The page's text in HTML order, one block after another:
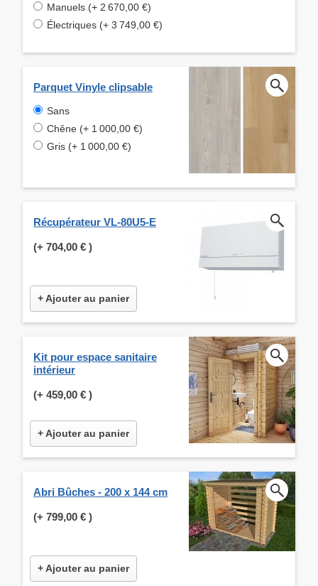
Manuels (+ 2 670,00 €)
Électriques (+ 3 749,00 €)
Parquet Vinyle clipsable
Sans
Chêne (+ 1 000,00 €)
Gris (+ 1 000,00 €)
Récupérateur VL-80U5-E
(+ 704,00 € )
+ Ajouter au panier
Kit pour espace sanitaire
intérieur
(+ 459,00 € )
+ Ajouter au panier
Abri Bûches - 200 x 144 cm
(+ 799,00 € )
+ Ajouter au panier